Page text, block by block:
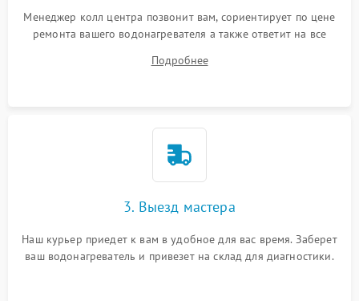
Менеджер колл центра позвонит вам, сориентирует по цене
ремонта вашего водонагревателя а также ответит на все
Подробнее
3. Выезд мастера
Наш курьер приедет к вам в удобное для вас время. Заберет
ваш водонагреватель и привезет на склад для диагностики.